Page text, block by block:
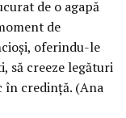
de o agapă
de
oferindu-le
să creeze legături
în credință. (Ana